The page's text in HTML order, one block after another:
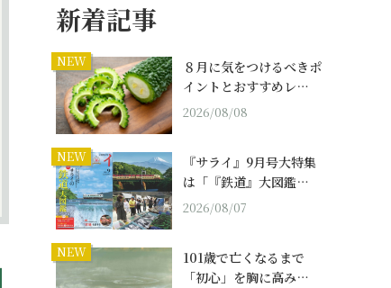
新着記事
NEW
８月に気をつけるべきポ
イントとおすすめレ…
2026/08/08
NEW
『サライ』9月号大特集
は「『鉄道』大図鑑…
2026/08/07
NEW
101歳で亡くなるまで
「初心」を胸に高み…